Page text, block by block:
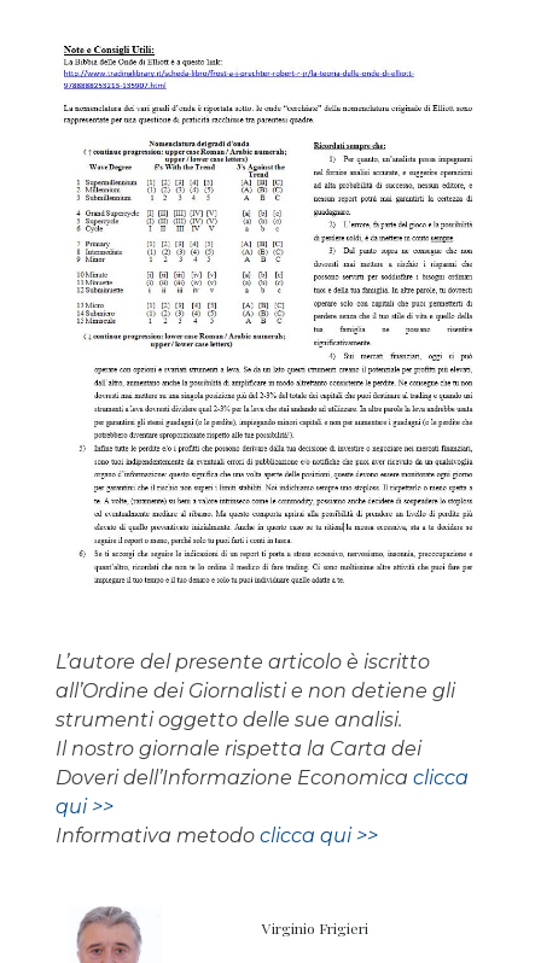
L’autore del presente articolo è iscritto
all’Ordine dei Giornalisti e non detiene gli
strumenti oggetto delle sue analisi.
Il nostro giornale rispetta la Carta dei
Doveri dell’Informazione Economica clicca
qui >>
Informativa metodo clicca qui >>
Virginio Frigieri